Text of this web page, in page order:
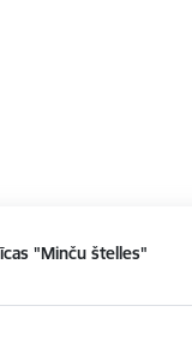
"Minču štelles"